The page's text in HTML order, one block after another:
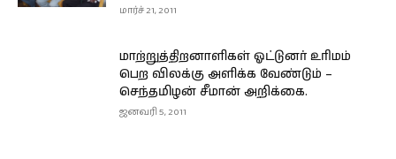
மார்ச் 21, 2011
மாற்றுத்திறனாளிகள் ஓட்டுனர் உரிமம்
பெற விலக்கு அளிக்க வேண்டும் –
செந்தமிழன் சீமான் அறிக்கை.
ஜனவரி 5, 2011